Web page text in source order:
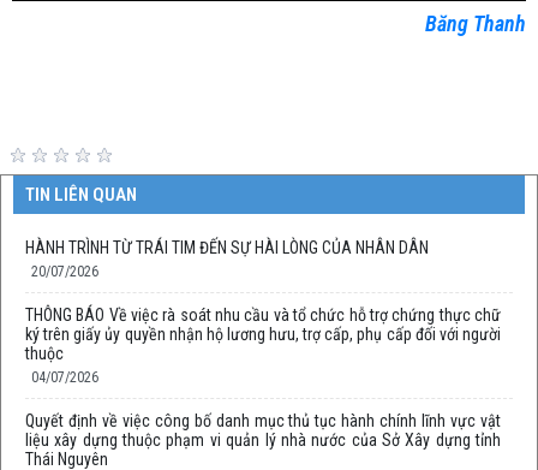
Băng Thanh
TIN LIÊN QUAN
HÀNH TRÌNH TỪ TRÁI TIM ĐẾN SỰ HÀI LÒNG CỦA NHÂN DÂN
20/07/2026
THÔNG BÁO Về việc rà soát nhu cầu và tổ chức hỗ trợ chứng thực chữ
ký trên giấy ủy quyền nhận hộ lương hưu, trợ cấp, phụ cấp đối với người
thuộc
04/07/2026
Quyết định về việc công bố danh mục thủ tục hành chính lĩnh vực vật
liệu xây dựng thuộc phạm vi quản lý nhà nước của Sở Xây dựng tỉnh
Thái Nguyên